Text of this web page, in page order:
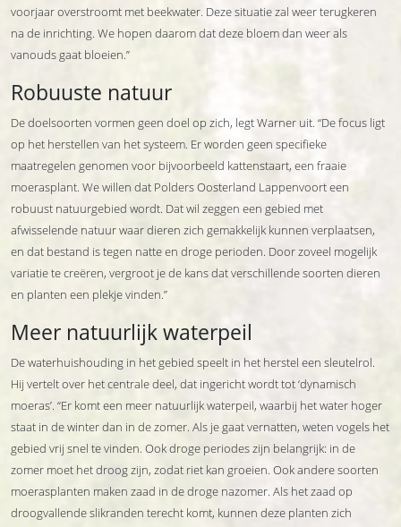
voorjaar overstroomt met beekwater. Deze situatie zal weer terugkeren
na de inrichting. We hopen daarom dat deze bloem dan weer als
vanouds gaat bloeien.”
Robuuste natuur
De doelsoorten vormen geen doel op zich, legt Warner uit. “De focus ligt
op het herstellen van het systeem. Er worden geen specifieke
maatregelen genomen voor bijvoorbeeld kattenstaart, een fraaie
moerasplant. We willen dat Polders Oosterland Lappenvoort een
robuust natuurgebied wordt. Dat wil zeggen een gebied met
afwisselende natuur waar dieren zich gemakkelijk kunnen verplaatsen,
en dat bestand is tegen natte en droge perioden. Door zoveel mogelijk
variatie te creëren, vergroot je de kans dat verschillende soorten dieren
en planten een plekje vinden.”
Meer natuurlijk waterpeil
De waterhuishouding in het gebied speelt in het herstel een sleutelrol.
Hij vertelt over het centrale deel, dat ingericht wordt tot ‘dynamisch
moeras’. “Er komt een meer natuurlijk waterpeil, waarbij het water hoger
staat in de winter dan in de zomer. Als je gaat vernatten, weten vogels het
gebied vrij snel te vinden. Ook droge periodes zijn belangrijk: in de
zomer moet het droog zijn, zodat riet kan groeien. Ook andere soorten
moerasplanten maken zaad in de droge nazomer. Als het zaad op
droogvallende slikranden terecht komt, kunnen deze planten zich